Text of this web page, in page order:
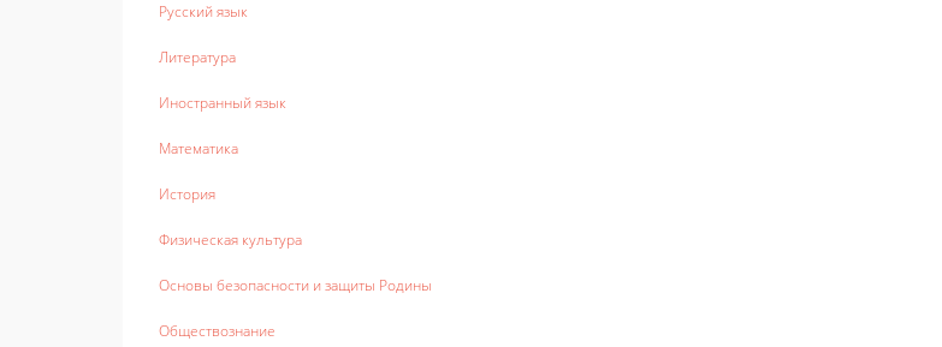
Русский язык
Литература
Иностранный язык
Математика
История
Физическая культура
Основы безопасности и защиты Родины
Обществознание